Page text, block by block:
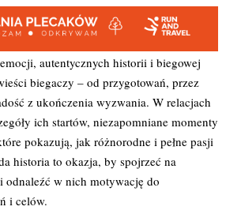
emocji, autentycznych historii i biegowej
biegaczy – od przygotowań, przez
z ukończenia wyzwania. W relacjach
ich startów, niezapomniane momenty
pokazują, jak różnorodne i pełne pasji
historia to okazja, by spojrzeć na
odnaleźć w nich motywację do
i celów.